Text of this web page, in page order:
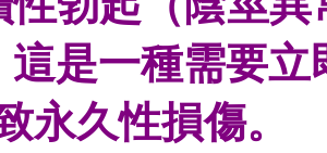
這是一種需要
永久性損傷。